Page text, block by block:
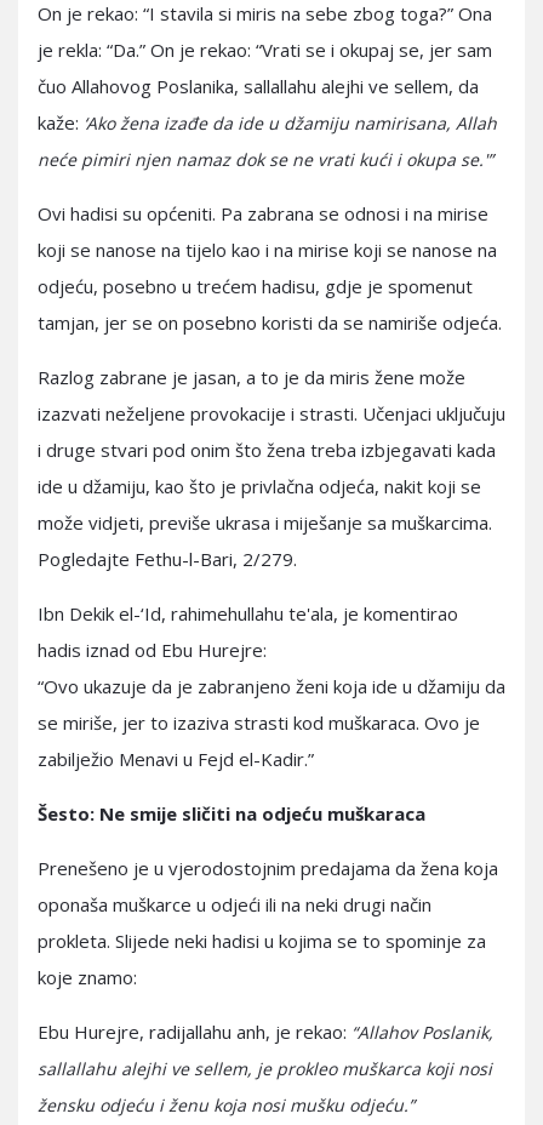
On je rekao: “I stavila si miris na sebe zbog toga?” Ona
je rekla: “Da.” On je rekao: “Vrati se i okupaj se, jer sam
čuo Allahovog Poslanika, sallallahu alejhi ve sellem, da
kaže: ‘Ako žena izađe da ide u džamiju namirisana, Allah
neće pimiri njen namaz dok se ne vrati kući i okupa se.'”
Ovi hadisi su općeniti. Pa zabrana se odnosi i na mirise
koji se nanose na tijelo kao i na mirise koji se nanose na
odjeću, posebno u trećem hadisu, gdje je spomenut
tamjan, jer se on posebno koristi da se namiriše odjeća.
Razlog zabrane je jasan, a to je da miris žene može
izazvati neželjene provokacije i strasti. Učenjaci uključuju
i druge stvari pod onim što žena treba izbjegavati kada
ide u džamiju, kao što je privlačna odjeća, nakit koji se
može vidjeti, previše ukrasa i miješanje sa muškarcima.
Pogledajte Fethu-l-Bari, 2/279.
Ibn Dekik el-‘Id, rahimehullahu te'ala, je komentirao
hadis iznad od Ebu Hurejre:
“Ovo ukazuje da je zabranjeno ženi koja ide u džamiju da
se miriše, jer to izaziva strasti kod muškaraca. Ovo je
zabilježio Menavi u Fejd el-Kadir.”
Šesto: Ne smije sličiti na odjeću muškaraca
Prenešeno je u vjerodostojnim predajama da žena koja
oponaša muškarce u odjeći ili na neki drugi način
prokleta. Slijede neki hadisi u kojima se to spominje za
koje znamo:
Ebu Hurejre, radijallahu anh, je rekao: “Allahov Poslanik,
sallallahu alejhi ve sellem, je prokleo muškarca koji nosi
žensku odjeću i ženu koja nosi mušku odjeću.”